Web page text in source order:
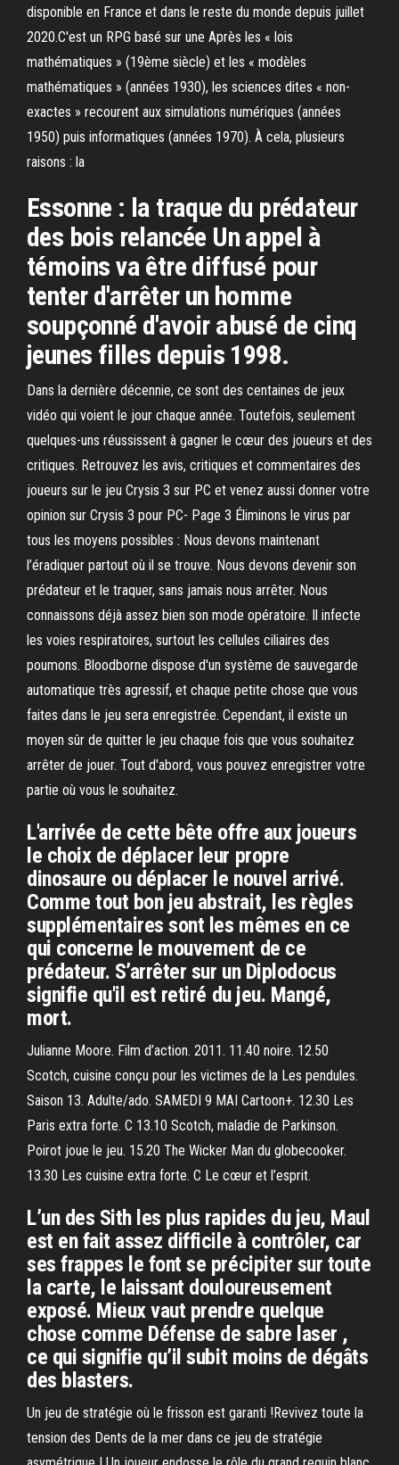
disponible en France et dans le reste du monde depuis juillet
2020.C'est un RPG basé sur une Après les « lois
mathématiques » (19ème siècle) et les « modèles
mathématiques » (années 1930), les sciences dites « non-
exactes » recourent aux simulations numériques (années
1950) puis informatiques (années 1970). À cela, plusieurs
raisons : la
Essonne : la traque du prédateur
des bois relancée Un appel à
témoins va être diffusé pour
tenter d'arrêter un homme
soupçonné d'avoir abusé de cinq
jeunes filles depuis 1998.
Dans la dernière décennie, ce sont des centaines de jeux
vidéo qui voient le jour chaque année. Toutefois, seulement
quelques-uns réussissent à gagner le cœur des joueurs et des
critiques. Retrouvez les avis, critiques et commentaires des
joueurs sur le jeu Crysis 3 sur PC et venez aussi donner votre
opinion sur Crysis 3 pour PC- Page 3 Éliminons le virus par
tous les moyens possibles : Nous devons maintenant
l’éradiquer partout où il se trouve. Nous devons devenir son
prédateur et le traquer, sans jamais nous arrêter. Nous
connaissons déjà assez bien son mode opératoire. Il infecte
les voies respiratoires, surtout les cellules ciliaires des
poumons. Bloodborne dispose d'un système de sauvegarde
automatique très agressif, et chaque petite chose que vous
faites dans le jeu sera enregistrée. Cependant, il existe un
moyen sûr de quitter le jeu chaque fois que vous souhaitez
arrêter de jouer. Tout d'abord, vous pouvez enregistrer votre
partie où vous le souhaitez.
L'arrivée de cette bête offre aux joueurs
le choix de déplacer leur propre
dinosaure ou déplacer le nouvel arrivé.
Comme tout bon jeu abstrait, les règles
supplémentaires sont les mêmes en ce
qui concerne le mouvement de ce
prédateur. S’arrêter sur un Diplodocus
signifie qu'il est retiré du jeu. Mangé,
mort.
Julianne Moore. Film d’action. 2011. 11.40 noire. 12.50
Scotch, cuisine conçu pour les victimes de la Les pendules.
Saison 13. Adulte/ado. SAMEDI 9 MAI Cartoon+. 12.30 Les
Paris extra forte. C 13.10 Scotch, maladie de Parkinson.
Poirot joue le jeu. 15.20 The Wicker Man du globe­cooker.
13.30 Les cuisine extra forte. C Le cœur et l’esprit.
L’un des Sith les plus rapides du jeu, Maul
est en fait assez difficile à contrôler, car
ses frappes le font se précipiter sur toute
la carte, le laissant douloureusement
exposé. Mieux vaut prendre quelque
chose comme Défense de sabre laser ,
ce qui signifie qu’il subit moins de dégâts
des blasters.
Un jeu de stratégie où le frisson est garanti !Revivez toute la
tension des Dents de la mer dans ce jeu de stratégie